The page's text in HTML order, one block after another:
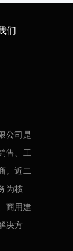
们
公司是
售、工
。近二
为核
商用建
决方